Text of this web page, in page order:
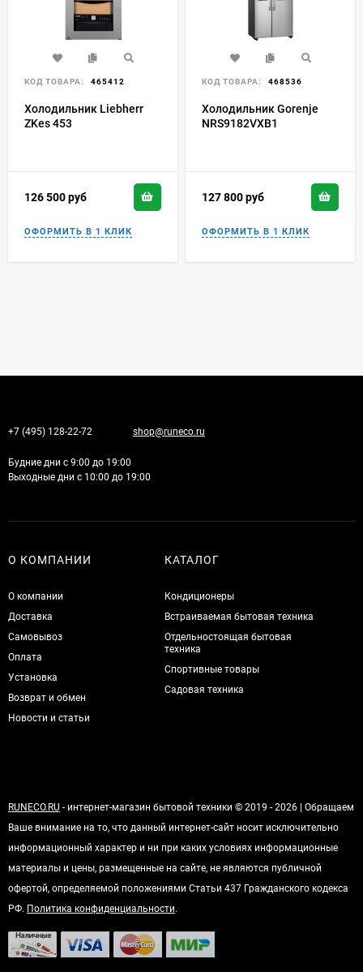
КОД ТОВАРА: 465412
Холодильник Liebherr
ZKes 453
126 500руб
КОД ТОВАРА: 468536
Холодильник Gorenje
NRS9182VXB1
127 800руб
+7 (495) 128-22-72 shop@runeco.ru
Будние дни с 9:00 до 19:00
Выходные дни с 10:00 до 19:00
О КОМПАНИИ
О компании
Доставка
Самовывоз
Оплата
Установка
Возврат и обмен
Новости и статьи
КАТАЛОГ
Кондиционеры
Встраиваемая бытовая техника
Отдельностоящая бытовая
техника
Спортивные товары
Садовая техника
RUNECO.RU - интернет-магазин бытовой техники © 2019 - 2026 | Обращаем
Ваше внимание на то, что данный интернет-сайт носит исключительно
информационный характер и ни при каких условиях информационные
материалы и цены, размещенные на сайте, не являются публичной
офертой, определяемой положениями Статьи 437 Гражданского кодекса
РФ. Политика конфиденциальности.